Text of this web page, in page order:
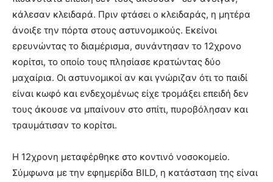
κάλεσαν κλειδαρά. Πριν φτάσει ο κλειδαράς, η μητέρα
άνοιξε την πόρτα στους αστυνομικούς. Εκείνοι
ερευνώντας το διαμέρισμα, συνάντησαν το 12χρονο
κορίτσι, το οποίο τους πλησίασε κρατώντας δύο
μαχαίρια. Οι αστυνομικοί αν και γνώριζαν ότι το παιδί
είναι κωφό και ενδεχομένως είχε τρομάξει επειδή δεν
τους άκουσε να μπαίνουν στο σπίτι, πυροβόλησαν και
τραυμάτισαν το κορίτσι.
Η 12χρονη μεταφέρθηκε στο κοντινό νοσοκομείο.
Σύμφωνα με την εφημερίδα BILD, η κατάσταση της είναι